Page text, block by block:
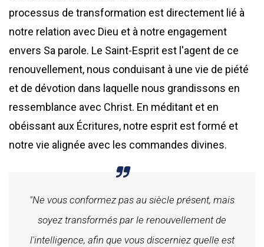
processus de transformation est directement lié à
notre relation avec Dieu et à notre engagement
envers Sa parole. Le Saint-Esprit est l'agent de ce
renouvellement, nous conduisant à une vie de piété
et de dévotion dans laquelle nous grandissons en
ressemblance avec Christ. En méditant et en
obéissant aux Écritures, notre esprit est formé et
notre vie alignée avec les commandes divines.
"Ne vous conformez pas au siècle présent, mais
soyez transformés par le renouvellement de
l'intelligence, afin que vous discerniez quelle est